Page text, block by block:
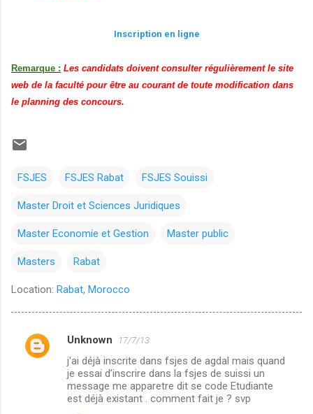
Inscription en ligne
Remarque : Les candidats doivent consulter régulièrement le site
web de la faculté pour être au courant de toute modification dans
le planning des concours.
FSJES FSJES Rabat FSJES Souissi
Master Droit et Sciences Juridiques
Master Economie et Gestion Master public
Masters Rabat
Location: Rabat, Morocco
C
Unknown 17/7/13
j'ai déjà inscrite dans fsjes de agdal mais quand
je essai d’inscrire dans la fsjes de suissi un
message me apparetre dit se code Etudiante
est déjà existant . comment fait je ? svp